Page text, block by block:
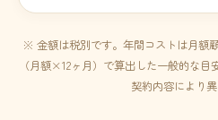
※ 金額は税別です。年間コストは月額
（月額×12ヶ月）で算出した一般的な
契約内容により異